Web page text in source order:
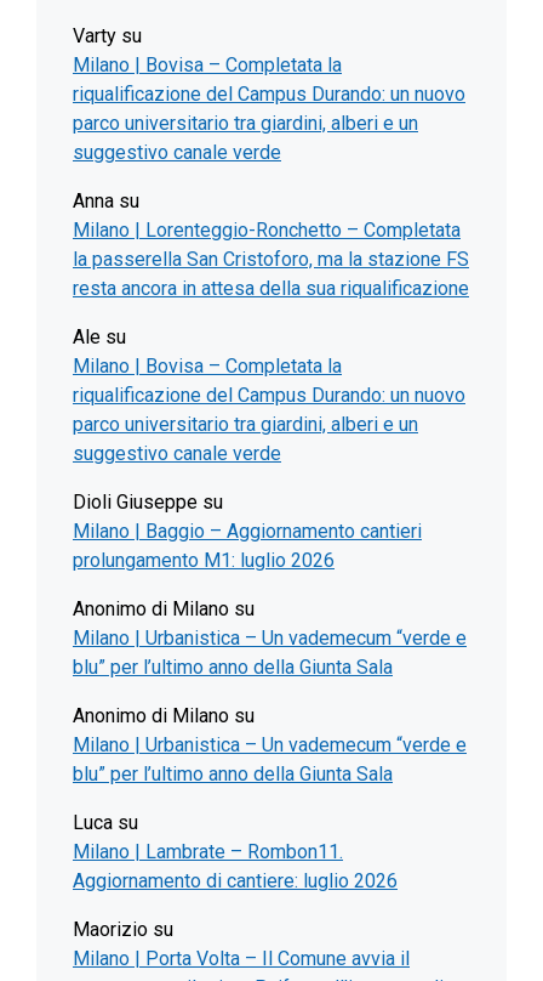
Varty su
Milano | Bovisa – Completata la
riqualificazione del Campus Durando: un nuovo
parco universitario tra giardini, alberi e un
suggestivo canale verde
Anna su
Milano | Lorenteggio-Ronchetto – Completata
la passerella San Cristoforo, ma la stazione FS
resta ancora in attesa della sua riqualificazione
Ale su
Milano | Bovisa – Completata la
riqualificazione del Campus Durando: un nuovo
parco universitario tra giardini, alberi e un
suggestivo canale verde
Dioli Giuseppe su
Milano | Baggio – Aggiornamento cantieri
prolungamento M1: luglio 2026
Anonimo di Milano su
Milano | Urbanistica – Un vademecum “verde e
blu” per l’ultimo anno della Giunta Sala
Anonimo di Milano su
Milano | Urbanistica – Un vademecum “verde e
blu” per l’ultimo anno della Giunta Sala
Luca su
Milano | Lambrate – Rombon11.
Aggiornamento di cantiere: luglio 2026
Maorizio su
Milano | Porta Volta – Il Comune avvia il